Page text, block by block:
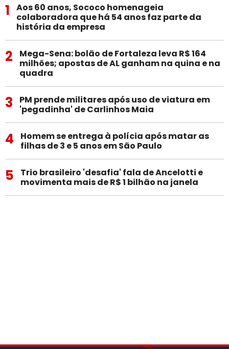
1
Aos 60 anos, Sococo homenageia
colaboradora que há 54 anos faz parte da
história da empresa
2
Mega-Sena: bolão de Fortaleza leva R$ 164
milhões; apostas de AL ganham na quina e na
quadra
3
PM prende militares após uso de viatura em
'pegadinha' de Carlinhos Maia
4
Homem se entrega à polícia após matar as
filhas de 3 e 5 anos em São Paulo
5
Trio brasileiro 'desafia' fala de Ancelotti e
movimenta mais de R$ 1 bilhão na janela